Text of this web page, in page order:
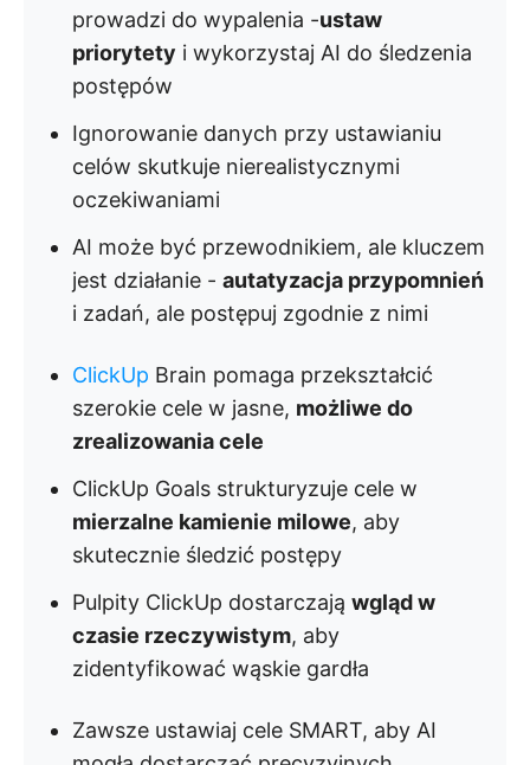
prowadzi do wypalenia -ustaw
priorytety i wykorzystaj AI do śledzenia
postępów
Ignorowanie danych przy ustawianiu
celów skutkuje nierealistycznymi
oczekiwaniami
AI może być przewodnikiem, ale kluczem
jest działanie - autatyzacja przypomnień
i zadań, ale postępuj zgodnie z nimi
ClickUp Brain pomaga przekształcić
szerokie cele w jasne, możliwe do
zrealizowania cele
ClickUp Goals strukturyzuje cele w
mierzalne kamienie milowe, aby
skutecznie śledzić postępy
Pulpity ClickUp dostarczają wgląd w
czasie rzeczywistym, aby
zidentyfikować wąskie gardła
Zawsze ustawiaj cele SMART, aby AI